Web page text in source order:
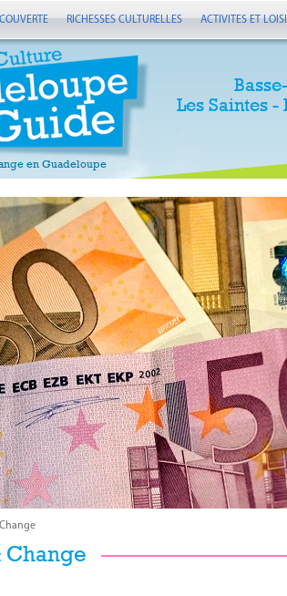
en Guadeloupe
Les Saintes
RICHESSES CULTURELLES ACTIVITES ET
Change